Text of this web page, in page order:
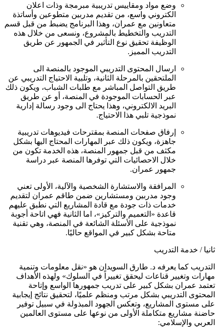
وضع مواد ومقاييس تدريبية مبرمجة وذات اعلان
الكتروني واسع، من تقديم مدربين متطوعين وأساتذة
متعاونين مع عمران، وهذا البرنامج يضبط من قبل قسم
التدريب والتخطيط بالمشروع، ونسعى من خلال هذه
الوظيفة تحقيق نوع التأثير في الجمهور عن طريق
التدريب المميز.
ارسال المحتوى التدريبي الموجود بالمنصة الى
الملتحقين بالمرحلة الثانية، وتلبية الاحتياج التدريبي عن
طريق التواصل المباشر مع طلبات الشباب، ويكون ذلك
عبر الحسابات الموجودة في المنصة، أو عن طريق
البريد الالكتروني، وهذا يحتاج الى وجود رسالة إدارية
نموذجية تلبي هذا الاحتياج.
إرفاق صفحات المنصة بمقترحات فيديوهات تدريبية
جاهزة، ويكون ذلك عبر المهارات المحتاج اليها بشكل
مكثف من قبل جمهور المنصة، هذه الخدمة تكون من
خلال الاحصائيات التي توفرها المنصة عبر دراسة
جمهور عمران.
المرافقة والاستشارة الشخصية والآلية، الأولى تعني
وجود مدربين ومستشارين ضمن طاقم عمران لتقديم
خدمات ذات جودة مع قادة المشاريع التي نطبق عليهم
قاعدة «التعميم والتركيز»، اما الثانية فهي اتاحة أجوبة
نموذجية على الأسئلة الشائعة في المنصة، وهي تقنية
متاحة بشكل كبير في المواقع حاليًا.
ثانيا / خدمة التدريب
التدريب كما يعرفه د. طارق السويدان هو «نقل معلومات وتنمية
مهارات وتغيير قناعات ليحقق تغييراً في السلوك» ولهذه الأهداف
تعتمد عمران بشكل كبير على تدريب جمهورها الواسع وإتاحة
المحتوى التدريبي بشكل مرتب ومنظم علميًا، لتحقيق نتائج إيجابية
على مستوى المشاريع، وتعكس الجهود المبذولة في سبيل توفير
حاضنة مشاريع متكاملة الأولى من نوعها على مستوى العالمين
العربي والإسلامي: